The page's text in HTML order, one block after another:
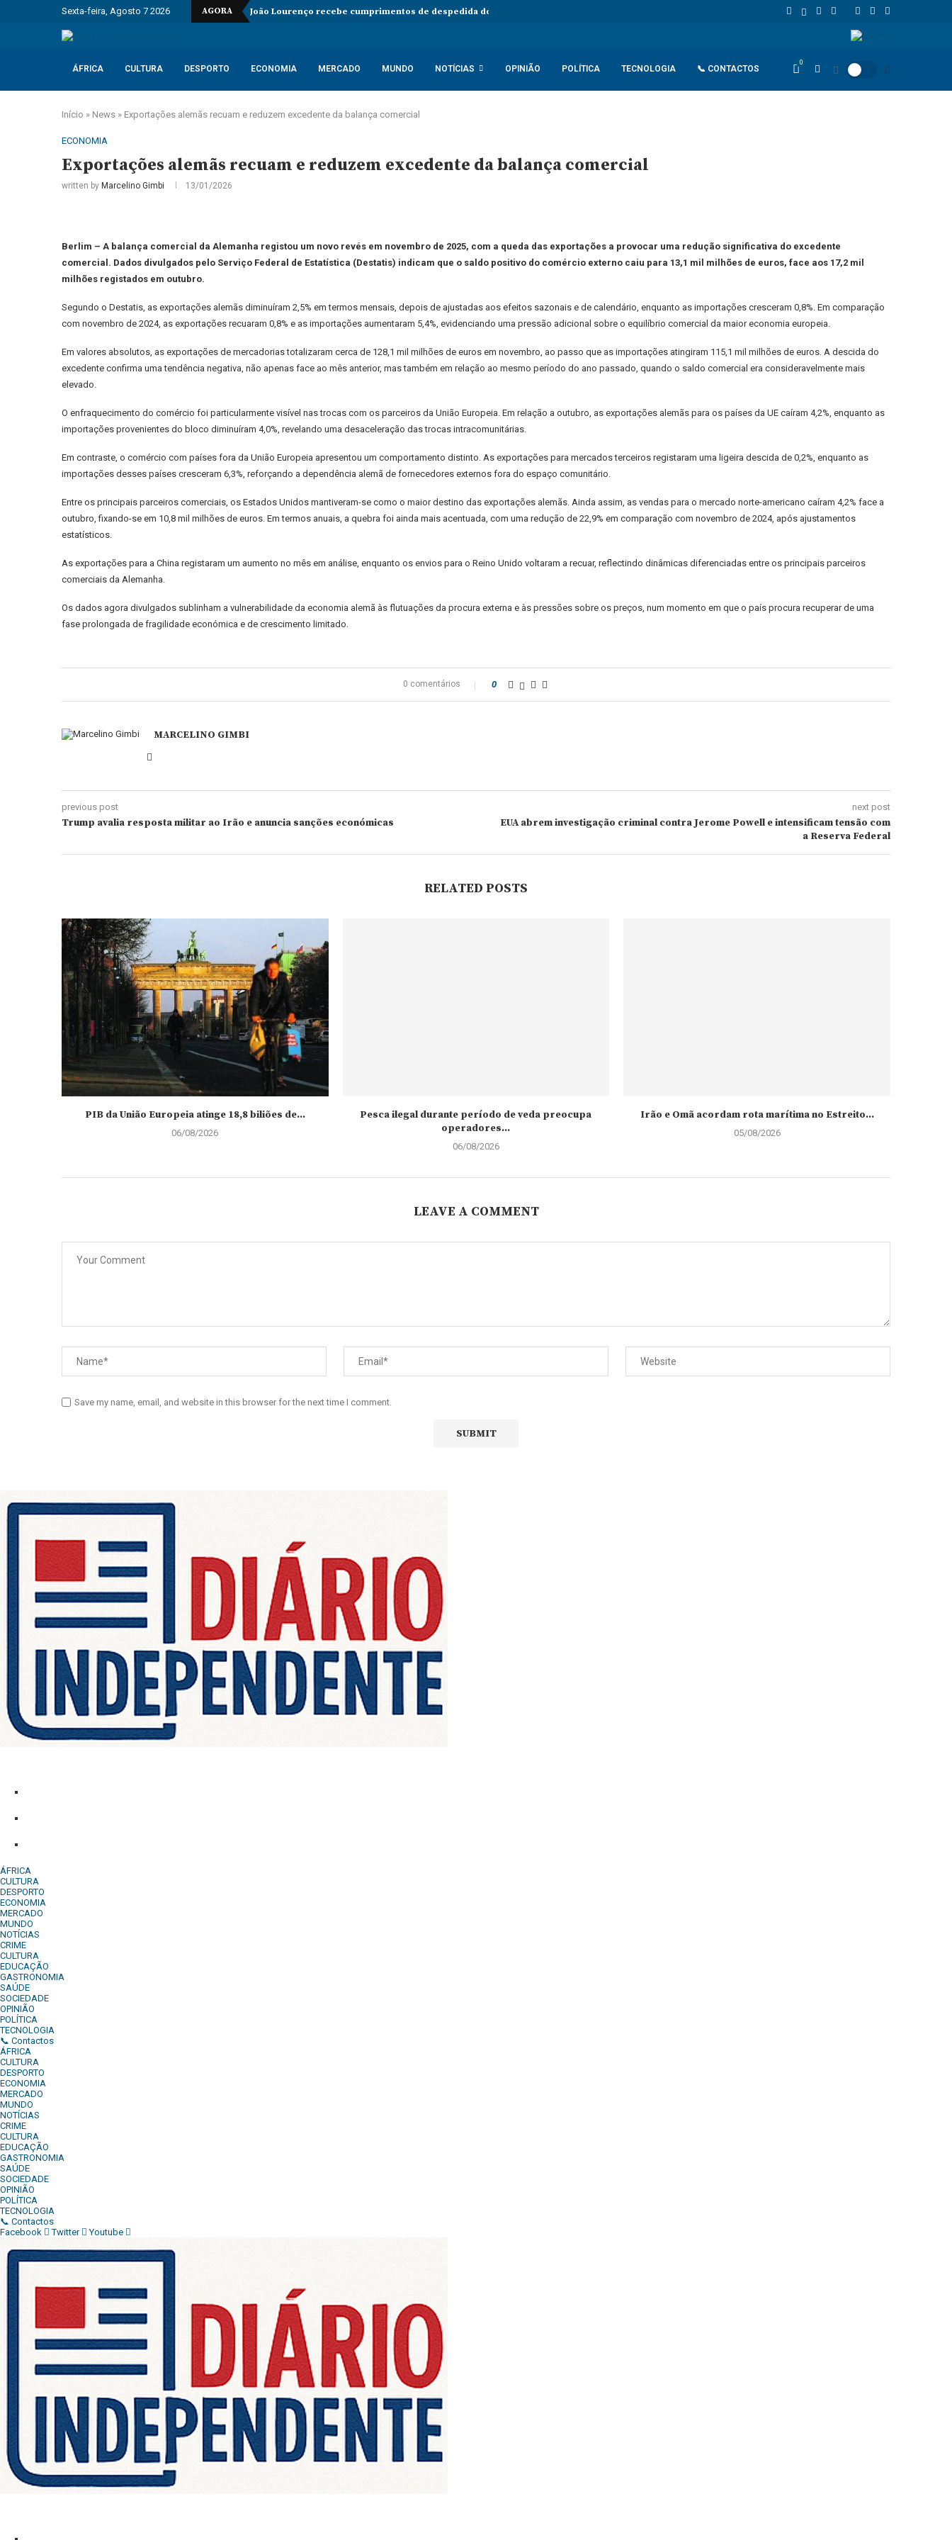
Sexta-feira, Agosto 7 2026 AGORA João Lourenço recebe cumprimentos de despedida do embaixador do Vietname em Angola Espanha dá ultimato à Itália para suspender controlos
ÁFRICA CULTURA DESPORTO ECONOMIA MERCADO MUNDO NOTÍCIAS OPINIÃO POLÍTICA TECNOLOGIA 📞 CONTACTOS
0
Início » News » Exportações alemãs recuam e reduzem excedente da balança comercial
ECONOMIA
Exportações alemãs recuam e reduzem excedente da balança comercial
written by Marcelino Gimbi 13/01/2026
Berlim – A balança comercial da Alemanha registou um novo revés em novembro de 2025, com a queda das exportações a provocar uma redução significativa do excedente
comercial. Dados divulgados pelo Serviço Federal de Estatística (Destatis) indicam que o saldo positivo do comércio externo caiu para 13,1 mil milhões de euros, face aos 17,2 mil
milhões registados em outubro.
Segundo o Destatis, as exportações alemãs diminuíram 2,5% em termos mensais, depois de ajustadas aos efeitos sazonais e de calendário, enquanto as importações cresceram 0,8%. Em comparação
com novembro de 2024, as exportações recuaram 0,8% e as importações aumentaram 5,4%, evidenciando uma pressão adicional sobre o equilíbrio comercial da maior economia europeia.
Em valores absolutos, as exportações de mercadorias totalizaram cerca de 128,1 mil milhões de euros em novembro, ao passo que as importações atingiram 115,1 mil milhões de euros. A descida do
excedente confirma uma tendência negativa, não apenas face ao mês anterior, mas também em relação ao mesmo período do ano passado, quando o saldo comercial era consideravelmente mais
elevado.
O enfraquecimento do comércio foi particularmente visível nas trocas com os parceiros da União Europeia. Em relação a outubro, as exportações alemãs para os países da UE caíram 4,2%, enquanto as
importações provenientes do bloco diminuíram 4,0%, revelando uma desaceleração das trocas intracomunitárias.
Em contraste, o comércio com países fora da União Europeia apresentou um comportamento distinto. As exportações para mercados terceiros registaram uma ligeira descida de 0,2%, enquanto as
importações desses países cresceram 6,3%, reforçando a dependência alemã de fornecedores externos fora do espaço comunitário.
Entre os principais parceiros comerciais, os Estados Unidos mantiveram-se como o maior destino das exportações alemãs. Ainda assim, as vendas para o mercado norte-americano caíram 4,2% face a
outubro, fixando-se em 10,8 mil milhões de euros. Em termos anuais, a quebra foi ainda mais acentuada, com uma redução de 22,9% em comparação com novembro de 2024, após ajustamentos
estatísticos.
As exportações para a China registaram um aumento no mês em análise, enquanto os envios para o Reino Unido voltaram a recuar, reflectindo dinâmicas diferenciadas entre os principais parceiros
comerciais da Alemanha.
Os dados agora divulgados sublinham a vulnerabilidade da economia alemã às flutuações da procura externa e às pressões sobre os preços, num momento em que o país procura recuperar de uma
fase prolongada de fragilidade económica e de crescimento limitado.
0 comentários 0
MARCELINO GIMBI
previous post
Trump avalia resposta militar ao Irão e anuncia sanções económicas
next post
EUA abrem investigação criminal contra Jerome Powell e intensificam tensão com
a Reserva Federal
RELATED POSTS
PIB da União Europeia atinge 18,8 biliões de...
06/08/2026
Pesca ilegal durante período de veda preocupa
operadores...
06/08/2026
Irão e Omã acordam rota marítima no Estreito...
05/08/2026
LEAVE A COMMENT
Save my name, email, and website in this browser for the next time I comment.
ÁFRICA
CULTURA
DESPORTO
ECONOMIA
MERCADO
MUNDO
NOTÍCIAS
CRIME
CULTURA
EDUCAÇÃO
GASTRONOMIA
SAÚDE
SOCIEDADE
OPINIÃO
POLÍTICA
TECNOLOGIA
📞 Contactos
ÁFRICA
CULTURA
DESPORTO
ECONOMIA
MERCADO
MUNDO
NOTÍCIAS
CRIME
CULTURA
EDUCAÇÃO
GASTRONOMIA
SAÚDE
SOCIEDADE
OPINIÃO
POLÍTICA
TECNOLOGIA
📞 Contactos
Facebook
Twitter Youtube